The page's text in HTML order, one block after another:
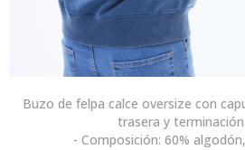
Buzo de felpa calce oversize con
trasera y
- Composición: 60%